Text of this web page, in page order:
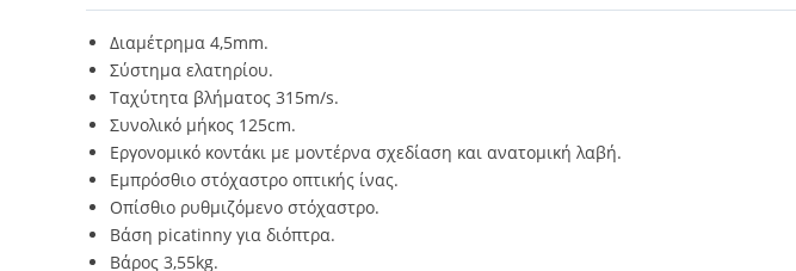
Διαμέτρημα 4,5mm.
Σύστημα ελατηρίου.
Ταχύτητα βλήματος 315m/s.
Συνολικό μήκος 125cm.
Εργονομικό κοντάκι με μοντέρνα σχεδίαση και ανατομική λαβή.
Εμπρόσθιο στόχαστρο οπτικής ίνας.
Οπίσθιο ρυθμιζόμενο στόχαστρο.
Βάση picatinny για διόπτρα.
Βάρος 3,55kg.